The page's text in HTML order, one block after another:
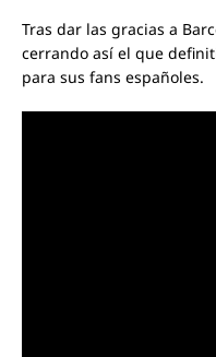
Tras dar las gracias a
cerrando así el que
para sus fans españoles.